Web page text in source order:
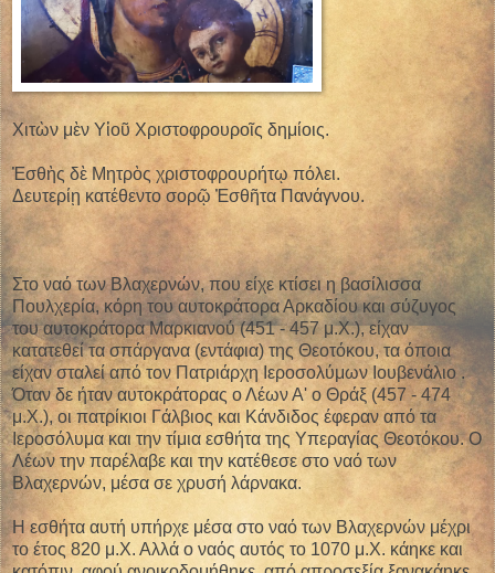
Χιτὼν μὲν Υἱοῦ Χριστοφρουροῖς δημίοις.
Ἐσθὴς δὲ Μητρὸς χριστοφρουρήτῳ πόλει.
Δευτερίῃ κατέθεντο σορῷ Ἐσθῆτα Πανάγνου.
Στο ναό των Βλαχερνών, που είχε κτίσει η βασίλισσα
Πουλχερία, κόρη του αυτοκράτορα Αρκαδίου και σύζυγος
του αυτοκράτορα Μαρκιανού (451 - 457 μ.Χ.), είχαν
κατατεθεί τα σπάργανα (εντάφια) της Θεοτόκου, τα όποια
είχαν σταλεί από τον Πατριάρχη Ιεροσολύμων Ιουβενάλιο .
Όταν δε ήταν αυτοκράτορας ο Λέων Α' ο Θράξ (457 - 474
μ.Χ.), οι πατρίκιοι Γάλβιος και Κάνδιδος έφεραν από τα
Ιεροσόλυμα και την τίμια εσθήτα της Υπεραγίας Θεοτόκου. Ο
Λέων την παρέλαβε και την κατέθεσε στο ναό των
Βλαχερνών, μέσα σε χρυσή λάρνακα.
Η εσθήτα αυτή υπήρχε μέσα στο ναό των Βλαχερνών μέχρι
το έτος 820 μ.Χ. Αλλά ο ναός αυτός το 1070 μ.Χ. κάηκε και